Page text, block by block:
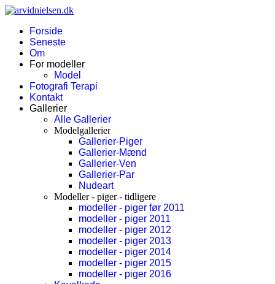
Forside
Seneste
Om
For modeller
Model
Fotografi Terapi
Kontakt
Gallerier
Alle Gallerier
Modelgallerier
Gallerier-Piger
Gallerier-Mænd
Gallerier-Ven
Gallerier-Par
Nudeart
Modeller - piger - tidligere
modeller - piger før 2011
modeller - piger 2011
modeller - piger 2012
modeller - piger 2013
modeller - piger 2014
modeller - piger 2015
modeller - piger 2016